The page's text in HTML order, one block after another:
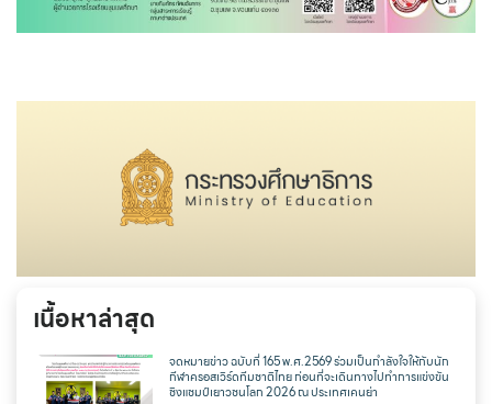
เนื้อหาล่าสุด
จดหมายข่าว ฉบับที่ 165 พ.ศ.2569 ร่วมเป็นกำลังใจให้กับนัก
กีฬาครอสเวิร์ดทีมชาติไทย ก่อนที่จะเดินทางไปทำการแข่งขัน
ชิงแชมป์เยาวชนโลก 2026 ณ ประเทศเคนย่า